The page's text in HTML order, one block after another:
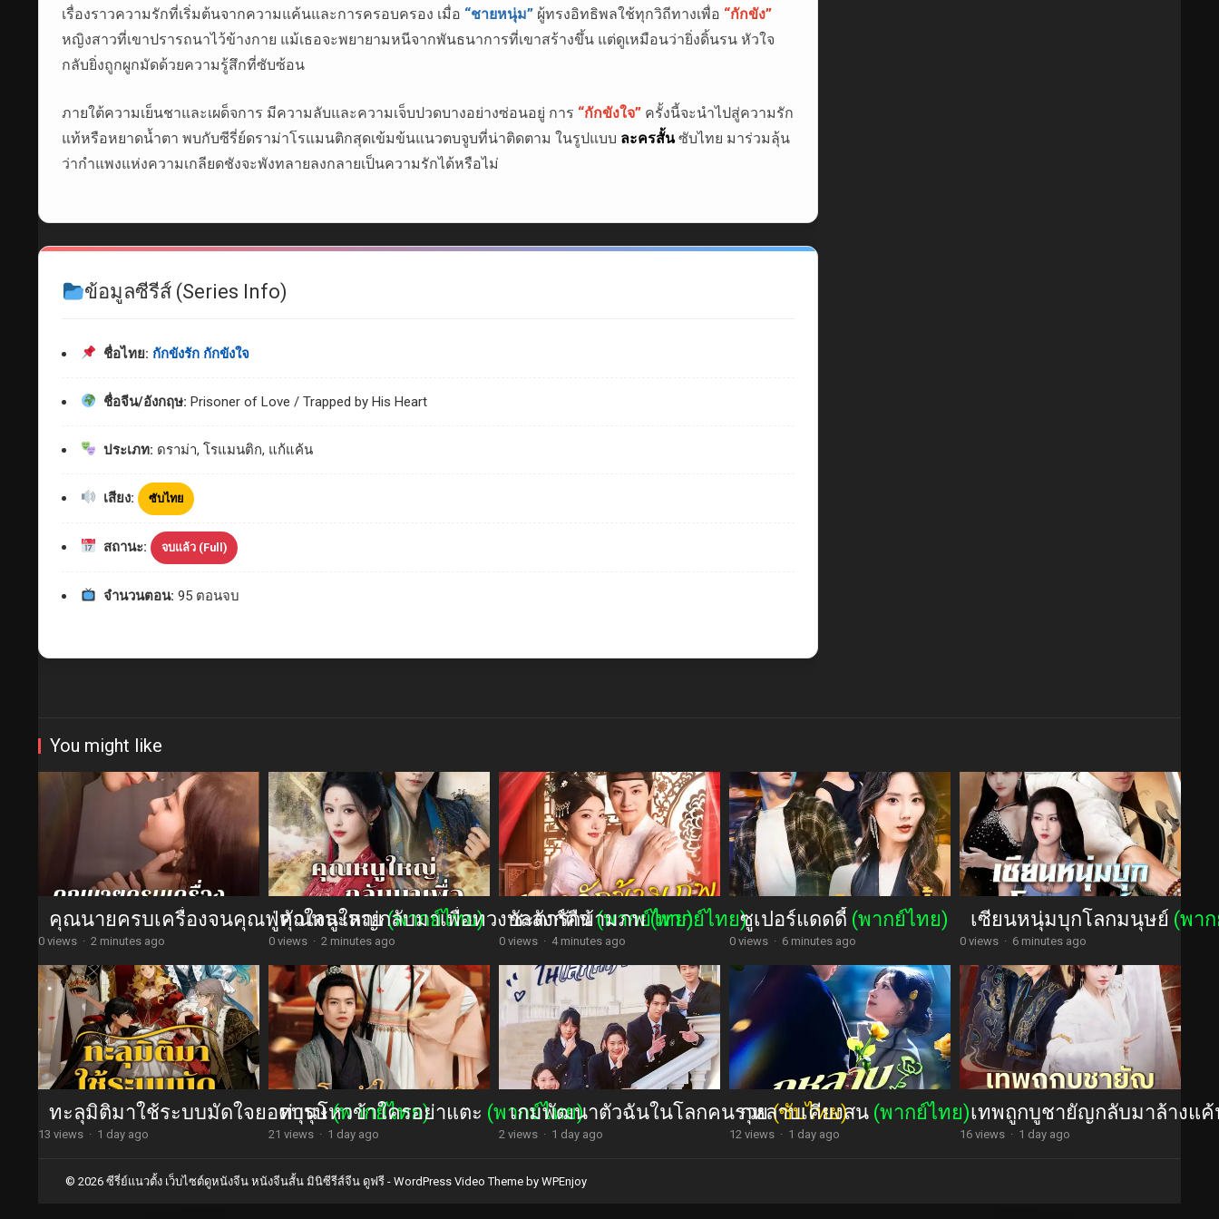
เรื่องราวความรักที่เริ่มต้นจากความแค้นและการครอบครอง เมื่อ “ชายหนุ่ม” ผู้ทรงอิทธิพลใช้ทุกวิถีทางเพื่อ “กักขัง”
หญิงสาวที่เขาปรารถนาไว้ข้างกาย แม้เธอจะพยายามหนีจากพันธนาการที่เขาสร้างขึ้น แต่ดูเหมือนว่ายิ่งดิ้นรน หัวใจ
กลับยิ่งถูกผูกมัดด้วยความรู้สึกที่ซับซ้อน
ภายใต้ความเย็นชาและเผด็จการ มีความลับและความเจ็บปวดบางอย่างซ่อนอยู่ การ “กักขังใจ” ครั้งนี้จะนำไปสู่ความรัก
แท้หรือหยาดน้ำตา พบกับซีรี่ย์ดราม่าโรแมนติกสุดเข้มข้นแนวตบจูบที่น่าติดตาม ในรูปแบบ ละครสั้นซับไทย มาร่วมลุ้น
ว่ากำแพงแห่งความเกลียดชังจะพังทลายลงกลายเป็นความรักได้หรือไม่
ข้อมูลซีรีส์ (Series Info)
ชื่อไทย: กักขังรัก กักขังใจ
ชื่อจีน/อังกฤษ: Prisoner of Love / Trapped by His Heart
ประเภท: ดราม่า, โรแมนติก, แก้แค้น
เสียง: ซับไทย
สถานะ: จบแล้ว (Full)
จำนวนตอน: 95 ตอนจบ
You might like
คุณนายครบเครื่องจนคุณฟู่หัวใจละลาย(พากย์ไทย)
0 views · 2 minutes ago
คุณหนูใหญ่กลับมาเพื่อทวงบัลลังก์คืน(พากย์ไทย)
0 views · 2 minutes ago
ชะตารักข้ามภพ(พากย์ไทย)
0 views · 4 minutes ago
ซูเปอร์แดดดี้ (พากย์ไทย)
0 views · 6 minutes ago
เซียนหนุ่มบุกโลกมนุษย์ (พา
0 views · 6 minutes ago
ทะลุมิติมาใช้ระบบมัดใจยอดบุรุษ(พากย์ไทย)
13 views · 1 day ago
ท่านโหวข้าใครอย่าแตะ (พากย์ไทย)
21 views · 1 day ago
เกมพัฒนาตัวฉันในโลกคนรวย(ซับไทย)
2 views · 1 day ago
กุหลาบเคียงสน (พากย์ไทย)
12 views · 1 day ago
เทพถูกบูชายัญกลับมาล้างแ
16 views · 1 day ago
© 2026 ซีรี่ย์แนวตั้ง เว็บไซต์ดูหนังจีน หนังจีนสั้น มินิซีรีส์จีน ดูฟรี - WordPress Video Theme by WPEnjoy